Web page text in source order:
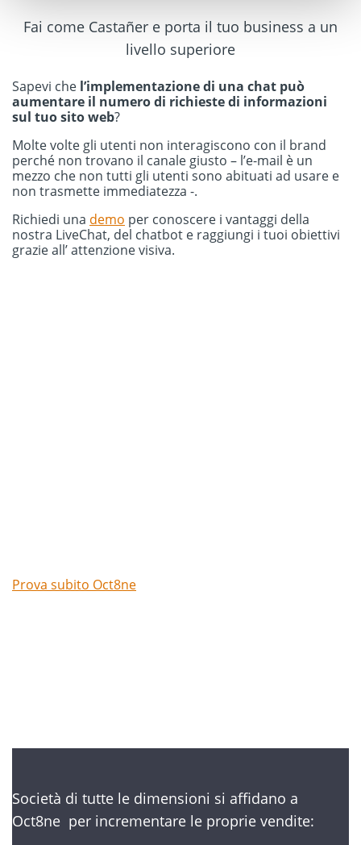
Fai come Castañer e porta il tuo business a un
livello superiore
Sapevi che l’implementazione di una chat può
aumentare il numero di richieste di informazioni
sul tuo sito web?
Molte volte gli utenti non interagiscono con il brand
perché non trovano il canale giusto – l’e-mail è un
mezzo che non tutti gli utenti sono abituati ad usare e
non trasmette immediatezza -.
Richiedi una demo per conoscere i vantaggi della
nostra LiveChat, del chatbot e raggiungi i tuoi obiettivi
grazie all’ attenzione visiva.
Prova subito Oct8ne
Società di tutte le dimensioni si affidano a
Oct8ne per incrementare le proprie vendite: